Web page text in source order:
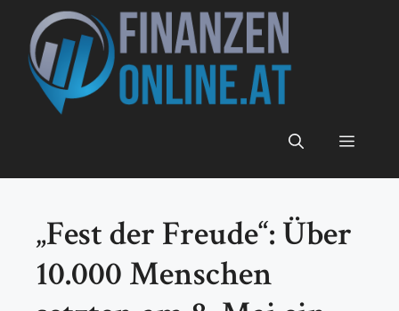
Inhalt
springen
Menü
„Fest der Freude“: Über
10.000 Menschen